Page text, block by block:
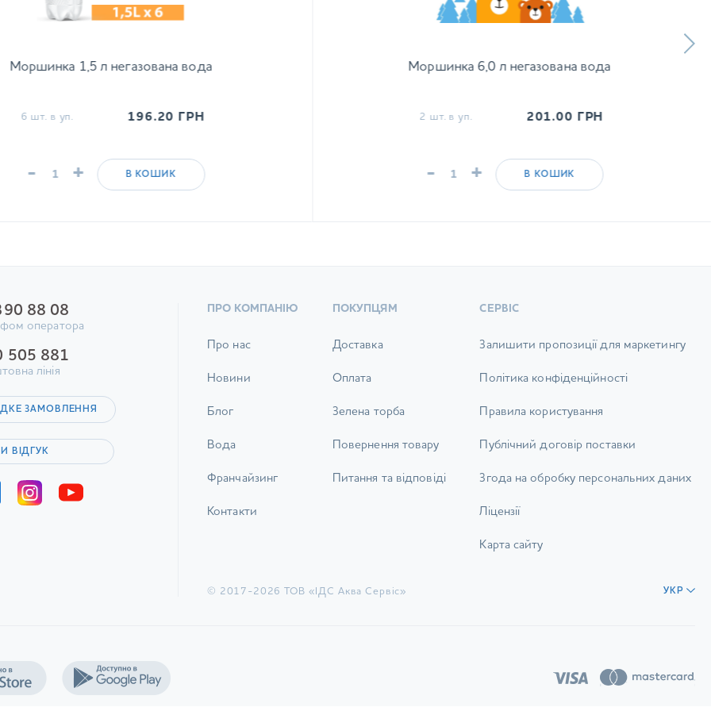
Моршинка 1,5 л негазована вода
6 шт. в уп. 196.20 ГРН
- + В КОШИК
Моршинка 6,0 л негазована вода
2 шт. в уп. 201.00 ГРН
- + В КОШИК
88 08
оператора
505 881
лінія
ЗАМОВЛЕННЯ
ВІДГУК
ПРО КОМПАНІЮ
Про нас
Новини
Блог
Вода
Франчайзинг
Контакти
ПОКУПЦЯМ
Доставка
Оплата
Зелена торба
Повернення товару
Питання та відповіді
СЕРВІС
Залишити пропозиції для маркетингу
Політика конфіденційності
Правила користування
Публічний договір поставки
Згода на обробку персональних даних
Ліцензії
Карта сайту
© 2017-2026 ТОВ «ІДС Аква Сервіс» УКР